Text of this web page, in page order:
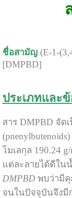
ชื่อสามัญ(E-1-
[DMPBD]
ประเภทและ
สาร DMPBD จั
โมเลกุล 190.24
แต่ละลายได้ดีใน
DMPBDพบว่ามีคุ
จนในปัจจุบันจึงมี